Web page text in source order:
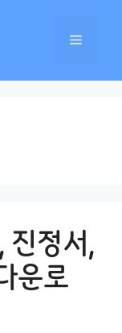
메
진정서,
운로